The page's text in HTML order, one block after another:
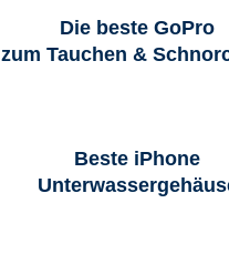
Die beste GoPro
zum Tauchen &
Beste iPhone